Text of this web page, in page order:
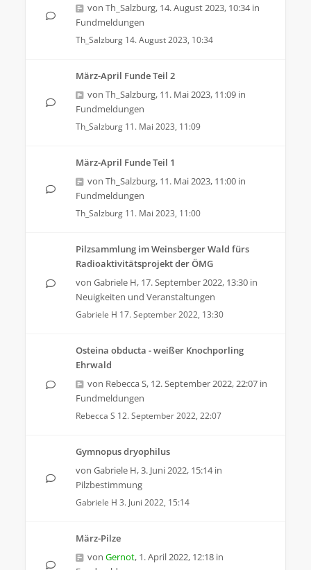
von Th_Salzburg, 14. August 2023, 10:34in
Fundmeldungen
Th_Salzburg 14. August 2023, 10:34
März-April Funde Teil 2
von Th_Salzburg, 11. Mai 2023, 11:09 in
Fundmeldungen
Th_Salzburg 11. Mai 2023, 11:09
März-April Funde Teil 1
von Th_Salzburg, 11. Mai 2023, 11:00 in
Fundmeldungen
Th_Salzburg 11. Mai 2023, 11:00
Pilzsammlung im Weinsberger Wald fürs
Radioaktivitätsprojekt der ÖMG
von Gabriele H, 17. September 2022, 13:30 in
Neuigkeiten und Veranstaltungen
Gabriele H 17. September 2022, 13:30
Osteina obducta - weißer Knochporling
Ehrwald
von Rebecca S, 12. September 2022, 22:07 in
Fundmeldungen
Rebecca S 12. September 2022, 22:07
Gymnopus dryophilus
von Gabriele H,3. Juni 2022, 15:14in
Pilzbestimmung
Gabriele H 3. Juni 2022, 15:14
März-Pilze
von Gernot, 1. April 2022, 12:18 in